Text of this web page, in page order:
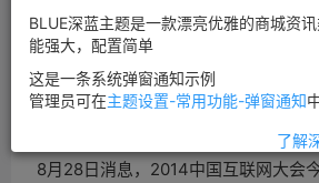
8月28日消息，2014中国互联网大会
BLUE深蓝主题是一款漂亮优雅的商城资
能强大，配置简单
这是一条系统弹窗通知示例
管理员可在主题设置-常用功能-弹窗通知
了解